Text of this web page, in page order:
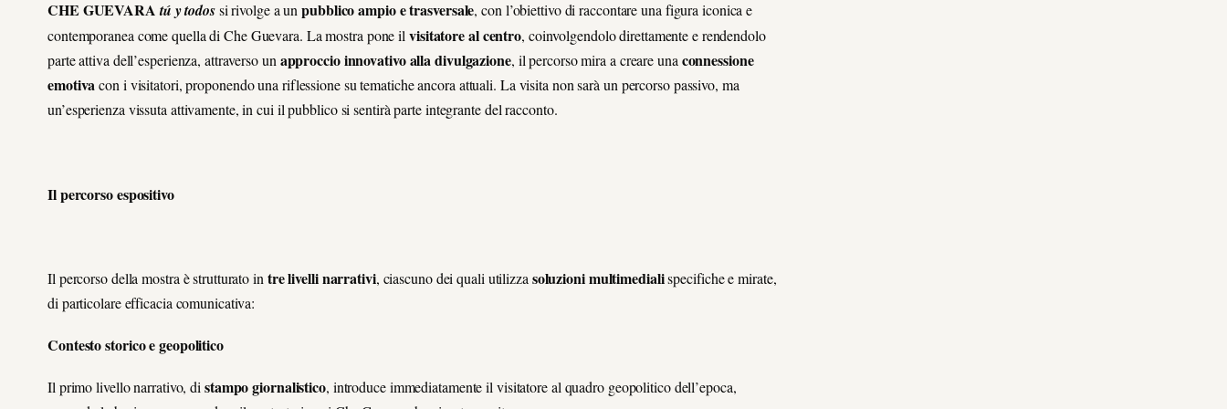
CHE GUEVARAtú y todossi rivolge a unpubblico ampio e trasversale, con l’obiettivo di raccontare una figura iconica e
contemporanea come quella di Che Guevara. La mostra pone il visitatore al centro, coinvolgendolo direttamente e rendendolo
parte attiva dell’esperienza, attraverso un approccio innovativo alla divulgazione, il percorso mira a creare una connessione
emotivacon i visitatori, proponendo una riflessione su tematiche ancora attuali. La visita non sarà un percorso passivo, ma
un’esperienza vissuta attivamente, in cui il pubblico si sentirà parte integrante del racconto.
Il percorso espositivo
Il percorso della mostra è strutturato in tre livelli narrativi, ciascuno dei quali utilizza soluzioni multimedialispecifiche e mirate,
di particolare efficacia comunicativa:
Contesto storico e geopolitico
Il primo livello narrativo, distampo giornalistico, introduce immediatamente il visitatore al quadro geopolitico dell’epoca,